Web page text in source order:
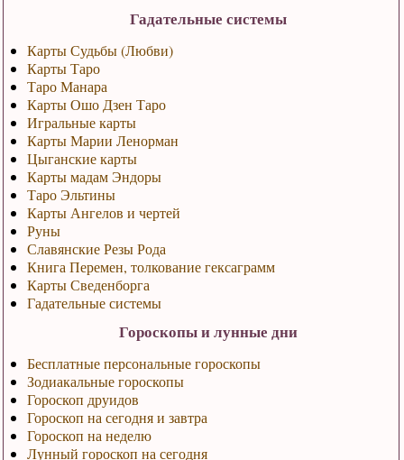
Гадательные системы
Карты Судьбы (Любви)
Карты Таро
Таро Манара
Карты Ошо Дзен Таро
Игральные карты
Карты Марии Ленорман
Цыганские карты
Карты мадам Эндоры
Таро Эльтины
Карты Ангелов и чертей
Руны
Славянские Резы Рода
Книга Перемен, толкование гексаграмм
Карты Сведенборга
Гадательные системы
Гороскопы и лунные дни
Бесплатные персональные гороскопы
Зодиакальные гороскопы
Гороскоп друидов
Гороскоп на сегодня и завтра
Гороскоп на неделю
Лунный гороскоп на сегодня